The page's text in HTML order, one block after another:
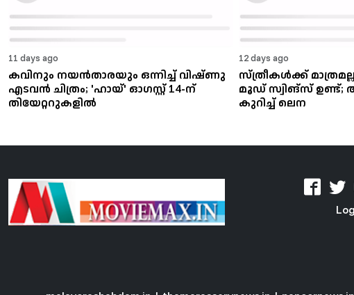
11 days ago
കവിനും നയൻതാരയും ഒന്നിച്ച് വിഷ്ണു
എടവൻ ചിത്രം; 'ഹായ്' ഓഗസ്റ്റ് 14-ന്
തിയേറ്ററുകളിൽ
12 days ago
സ്ത്രീകള്‍ക്ക്
മൂഡ് സ്വിങ്‌സ് ഉണ്ട്;
കുറിച്ച് ലെന